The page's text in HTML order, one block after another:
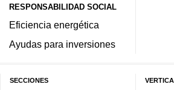
RESPONSABILIDAD SOCIAL
Eficiencia energética
Ayudas para inversiones
SECCIONES